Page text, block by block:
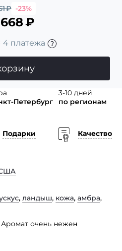
₽ -23%
668₽
4 платежа
Петербург
3-10 дней
по регионам
Подарки
Качество
, ландыш, кожа, амбра,
очень нежен
и непорочностью. Духи